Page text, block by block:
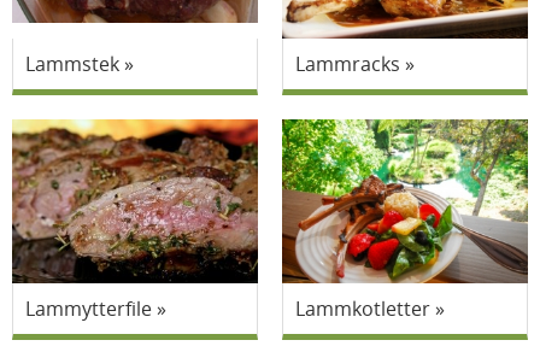
Lammstek Lammracks
Lammytterfile Lammkotletter